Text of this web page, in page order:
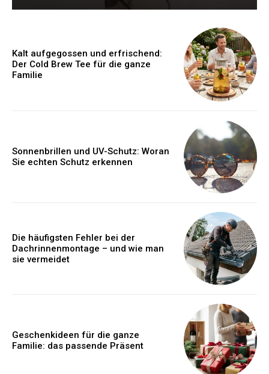
Kalt aufgegossen und erfrischend:
Der Cold Brew Tee für die ganze
Familie
Sonnenbrillen und UV-Schutz: Woran
Sie echten Schutz erkennen
Die häufigsten Fehler bei der
Dachrinnenmontage – und wie man
sie vermeidet
Geschenkideen für die ganze
Familie: das passende Präsent